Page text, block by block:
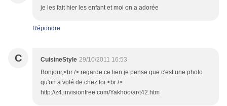
je les fait hier les enfant et moi on a adorée
Répondre
C CuisineStyle 29/10/2011 16:53
Bonjour,<br /> regarde ce lien je pense que c'est une photo
qu'on a volé de chez toi:<br />
http://z4.invisionfree.com/Yakhoo/ar/t42.htm